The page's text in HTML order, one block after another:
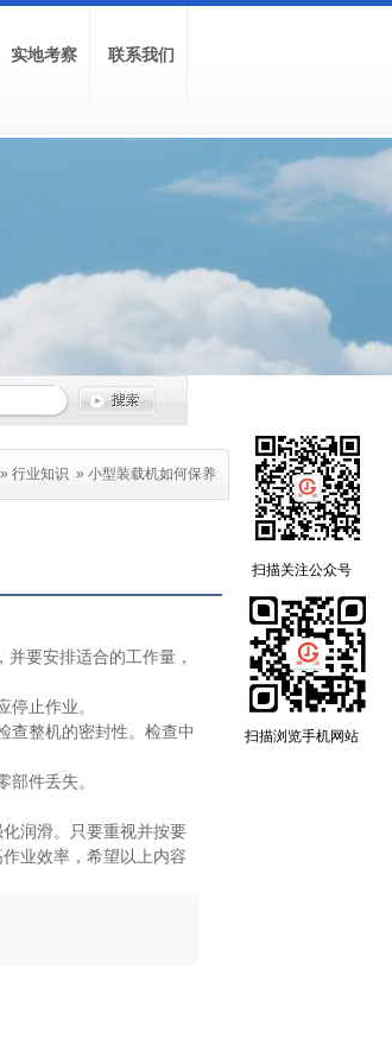
实地考察 联系我们
行业知识 » 小型装载机如何保养
要安排适合的工作量，
止作业。
查整机的密封性。检查中
件丢失。
润滑。只要重视并按要
业效率，希望以上内容
扫描关注公众号
扫描浏览手机网站